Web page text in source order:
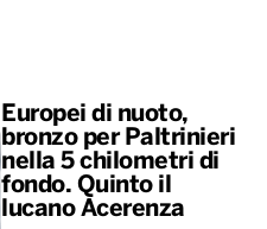
Europei di nuoto,
bronzo per Paltrinieri
nella 5 chilometri di
fondo. Quinto il
lucano Acerenza